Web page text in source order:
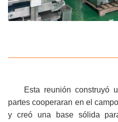
Esta reunión construyó
partes cooperaran en el
y creó una base sólida